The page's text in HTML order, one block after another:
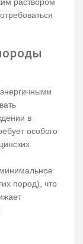
раствором
в
особого
пород), что